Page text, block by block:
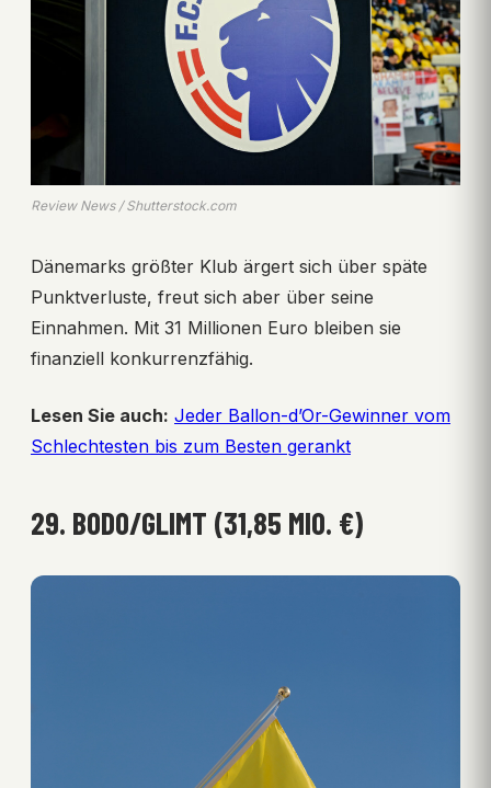
Review News / Shutterstock.com
Dänemarks größter Klub ärgert sich über späte
Punktverluste, freut sich aber über seine
Einnahmen. Mit 31 Millionen Euro bleiben sie
finanziell konkurrenzfähig.
Lesen Sie auch: Jeder Ballon-d’Or-Gewinner vom
Schlechtesten bis zum Besten gerankt
29. BODO/GLIMT (31,85 MIO. €)